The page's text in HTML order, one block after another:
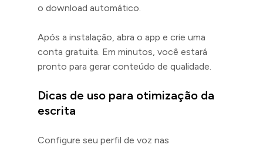
o download automático.
Após a instalação, abra o app e crie uma
conta gratuita. Em minutos, você estará
pronto para gerar conteúdo de qualidade.
Dicas de uso para otimização da
escrita
Configure seu perfil de voz nas